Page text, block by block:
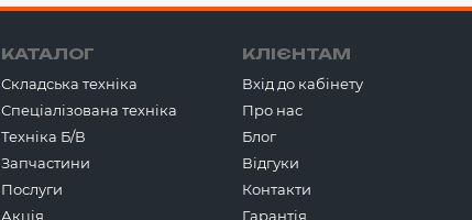
КАТАЛОГ
Складська техніка
Спеціалізована техніка
Техніка Б/В
Запчастини
Послуги
Акція
КЛІЄНТАМ
Вхід до кабінету
Про нас
Блог
Відгуки
Контакти
Гарантія